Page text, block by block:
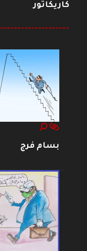
كاريكاتور
--------------------
بسام فرج